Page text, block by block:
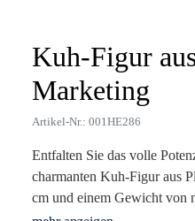
Kuh-Figur
Marketing
Artikel-Nr.: 001HE286
Entfalten Sie das volle
charmanten Kuh-Figur aus
cm und einem Gewicht von